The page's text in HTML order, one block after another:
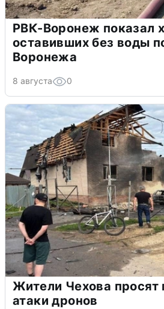
РВК-Воронеж показал
оставивших без воды
Воронежа
8 августа 0
Жители Чехова
атаки дронов